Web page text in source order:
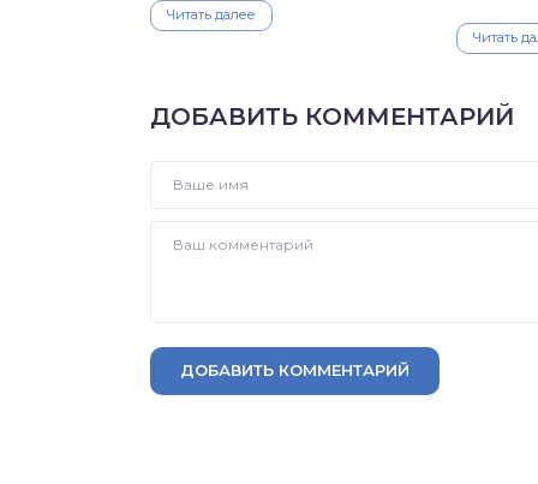
Читать далее
Читать
ДОБАВИТЬ КОММЕНТАРИЙ
ДОБАВИТЬ КОММЕНТАРИЙ